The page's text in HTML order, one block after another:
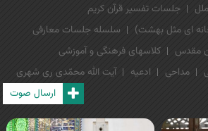
جلسات تفسیر قرآن کریم
ای مثل بهشت)
سلسله جلسات معارفی
مقدس
کلاسهای فرهنگی و آموزشی
مداحی ادعیه
آیت الله محمّدی ری شهری
ارسال صوت